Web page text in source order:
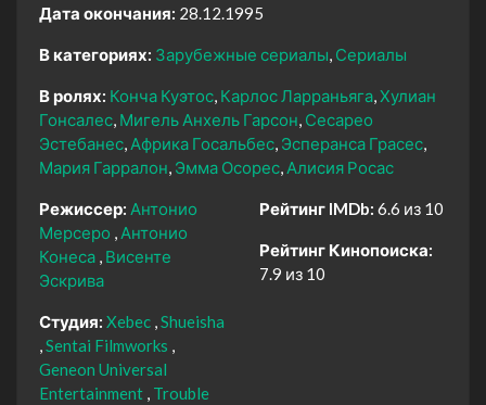
Дата окончания: 28.12.1995
В категориях: Зарубежные сериалы Сериалы
В ролях: Конча Куэтос Карлос Ларраньяга Хулиан
Гонсалес Мигель Анхель Гарсон Сесарео
Эстебанес Африка Госальбес Эсперанса Грасес
Мария Гарралон Эмма Осорес Алисия Росас
Режиссер: Антонио
Мерсеро
Антонио
Конеса Висенте
Эскрива
Студия: Xebec Shueisha
Sentai Filmworks
Geneon Universal
Entertainment Trouble
Рейтинг IMDb: 6.6 из 10
Рейтинг Кинопоиска:
7.9 из 10